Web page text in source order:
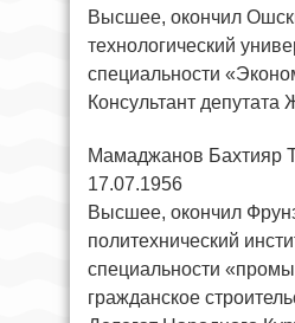
Высшее, окончил
технологический
специальности
Консультант депутата
Мамаджанов Бахтияр
17.07.1956
Высшее, окончил
политехнический
специальности
гражданское